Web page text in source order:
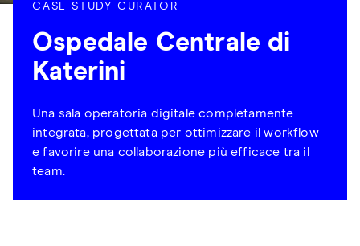
CASE STUDY CURATOR
Ospedale Centrale di
Katerini
Una sala operatoria digitale completamente
integrata, progettata per ottimizzare il workflow
e favorire una collaborazione più efficace tra il
team.